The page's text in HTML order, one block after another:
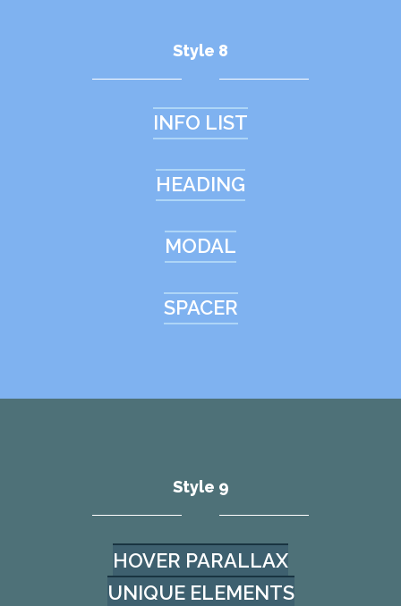
Style 8
INFO LIST
HEADING
MODAL
SPACER
Style 9
HOVER PARALLAX
UNIQUE ELEMENTS